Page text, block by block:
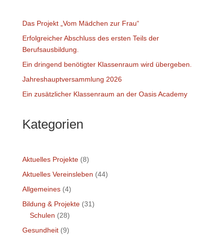
Das Projekt „Vom Mädchen zur Frau“
Erfolgreicher Abschluss des ersten Teils der
Berufsausbildung.
Ein dringend benötigter Klassenraum wird übergeben.
Jahreshauptversammlung 2026
Ein zusätzlicher Klassenraum an der Oasis Academy
Kategorien
Aktuelles Projekte(8)
Aktuelles Vereinsleben (44)
Allgemeines(4)
Bildung & Projekte(31)
Schulen (28)
Gesundheit(9)